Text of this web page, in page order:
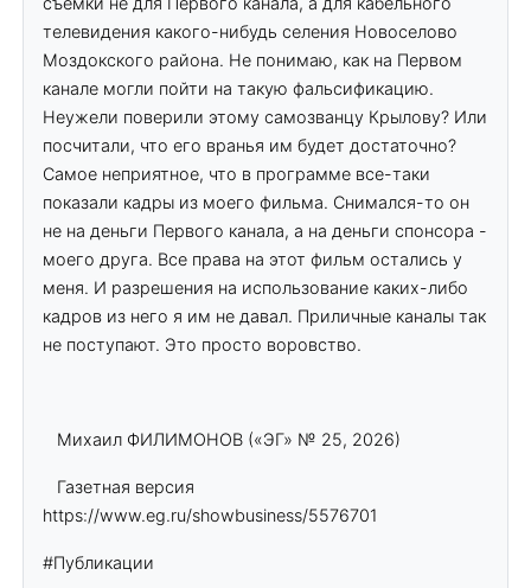
телевидения какого-нибудь селения Новоселово
Моздокского района. Не понимаю, как на Первом
канале могли пойти на такую фальсификацию.
Неужели поверили этому самозванцу Крылову? Или
посчитали, что его вранья им будет достаточно?
Самое неприятное, что в программе все-таки
показали кадры из моего фильма. Снимался-то он
не на деньги Первого канала, а на деньги спонсора -
моего друга. Все права на этот фильм остались у
меня. И разрешения на использование каких-либо
кадров из него я им не давал. Приличные каналы так
не поступают. Это просто воровство.
Михаил ФИЛИМОНОВ («ЭГ» № 25, 2026)
Газетная версия
https://www.eg.ru/showbusiness/5576701
#Публикации